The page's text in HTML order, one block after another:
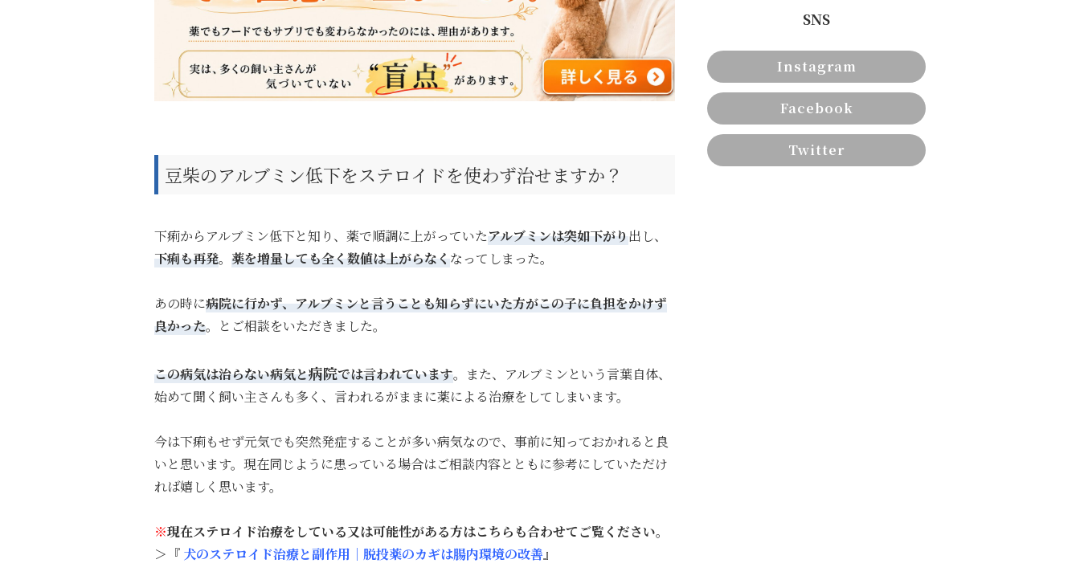
豆柴のアルブミン低下をステロイドを使わず治せますか？
下痢からアルブミン低下と知り、薬で順調に上がっていたアルブミンは突如下がり出し、
下痢も再発。 薬を増量しても全く数値は上がらなくなってしまった。
あの時に病院に行かず、アルブミンと言うことも知らずにいた方がこの子に負担をかけず
良かった。とご相談をいただきました。
この病気は治らない病気と病院では言われています。また、アルブミンという言葉自体、
始めて聞く飼い主さんも多く、言われるがままに薬による治療をしてしまいます。
今は下痢もせず元気でも突然発症することが多い病気なので、事前に知っておかれると良
いと思います。現在同じように患っている場合はご相談内容とともに参考にしていただけ
れば嬉しく思います。
※現在ステロイド治療をしている又は可能性がある方はこちらも合わせてご覧ください。
＞『 犬のステロイド治療と副作用｜脱投薬のカギは腸内環境の改善』
SNS
Instagram
Facebook
Twitter